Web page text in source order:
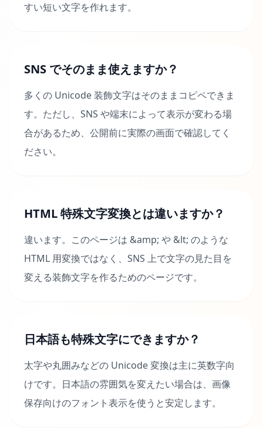
すい短い文字を作れます。
SNS でそのまま使えますか？
多くの Unicode 装飾文字はそのままコピペできま
す。ただし、SNS や端末によって表示が変わる場
合があるため、公開前に実際の画面で確認してく
ださい。
HTML 特殊文字変換とは違いますか？
違います。このページは &amp; や &lt; のような
HTML 用変換ではなく、SNS 上で文字の見た目を
変える装飾文字を作るためのページです。
日本語も特殊文字にできますか？
太字や丸囲みなどの Unicode 変換は主に英数字向
けです。日本語の雰囲気を変えたい場合は、画像
保存向けのフォント表示を使うと安定します。